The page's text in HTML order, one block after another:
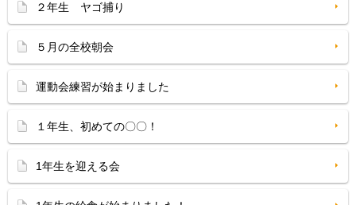
２年生 ヤゴ捕り
５月の全校朝会
運動会練習が始まりました
１年生、初めての〇〇！
1年生を迎える会